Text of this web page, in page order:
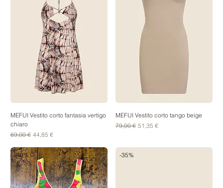
MEFUI Vestito corto fantasia vertigo
chiaro
Prezzo regolare
69,00 € Prezzo scontato
44,85 €
MEFUI Vestito corto tango beige
Prezzo regolare
79,00 € Prezzo scontato
51,35 €
-40% -35%